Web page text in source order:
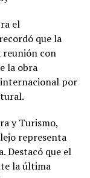
el
que la
reunión con
la obra
por
y Turismo,
representa
Destacó que el
la última